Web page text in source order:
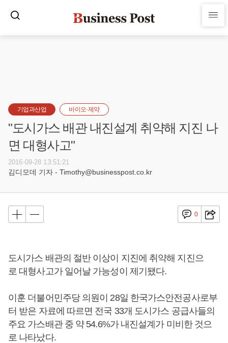
기업과산업 바이오·제약
"도시가스 배관 내진설계 취약해 지진 나
면 대형사고"
2016-09-28 13:51:21
김디모데 기자 - Timothy@businesspost.co.kr
0
도시가스 배관의 절반 이상이 지진에 취약해 지진으
로 대형사고가 일어날 가능성이 제기됐다.
이훈 더불어민주당 의원이 28일 한국가스안전공사로부
터 받은 자료에 따르면 전국 33개 도시가스 공급사들의
주요 가스배관 중 약 54.6%가 내진설계가 미비한 것으
로 나타났다.